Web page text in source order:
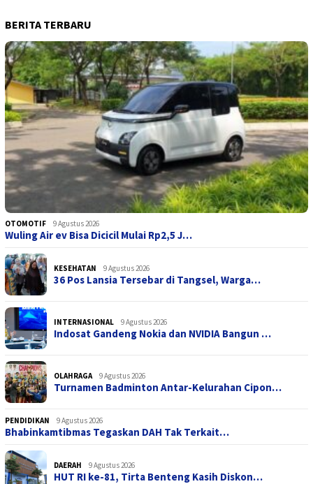
BERITA TERBARU
OTOMOTIF 9 Agustus 2026
Wuling Air ev Bisa Dicicil Mulai Rp2,5 J…
KESEHATAN 9 Agustus 2026
36 Pos Lansia Tersebar di Tangsel, Warga…
INTERNASIONAL 9 Agustus 2026
Indosat Gandeng Nokia dan NVIDIA Bangun …
OLAHRAGA 9 Agustus 2026
Turnamen Badminton Antar-Kelurahan Cipon…
PENDIDIKAN 9 Agustus 2026
Bhabinkamtibmas Tegaskan DAH Tak Terkait…
DAERAH 9 Agustus 2026
HUT RI ke-81, Tirta Benteng Kasih Diskon…